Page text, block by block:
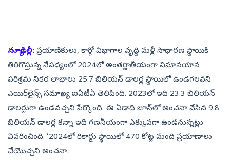
న్యూఢిల్లీ: ప్రయాణికులు, కార్గో విభాగాల వృద్ధి మళ్లీ సాధారణ స్థాయికి
తిరిగొస్తున్న నేపథ్యంలో 2024లో అంతర్జాతీయంగా విమానయాన
పరిశ్రమ నికర లాభాలు 25.7 బిలియన్‌ డాలర్ల స్థాయిలో ఉండగలవని
ఎయిర్‌లైన్స్‌ సమాఖ్య ఐఏటీఏ తెలిపింది. 2023లో ఇది 23.3 బిలియన్‌
డాలర్లుగా ఉండవచ్చని పేర్కొంది. ఈ ఏడాది జూన్‌లో అంచనా వేసిన 9.8
బిలియన్‌ డాలర్ల కన్నా ఇది గణనీయంగా ఎక్కువగా ఉండనున్నట్లు
వివరించింది. ‘2024లో రికార్డు స్థాయిలో 470 కోట్ల మంది ప్రయాణాలు
చేయొచ్చని అంచనా.